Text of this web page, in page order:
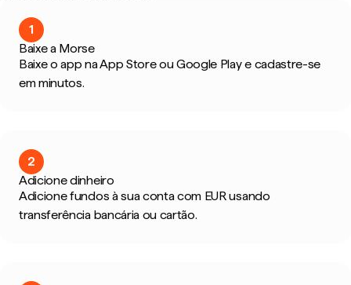
1
Baixe a Morse
Baixe o app na App Store ou Google Play e cadastre-se
em minutos.
2
Adicione dinheiro
Adicione fundos à sua conta com EUR usando
transferência bancária ou cartão.